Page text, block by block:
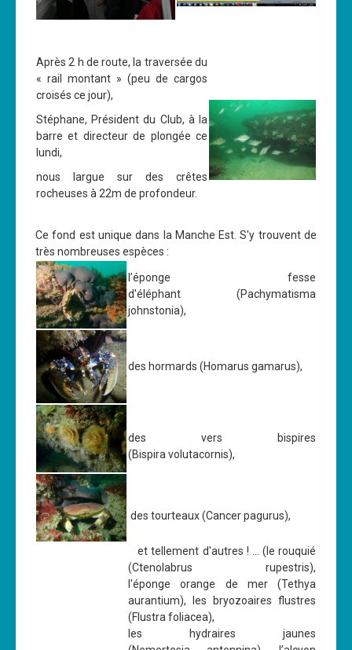
Niveau 4
Cours
Annonces
Après 2 h de route, la traversée du
« rail montant » (peu de cargos
croisés ce jour),
Stéphane, Président du Club, à la
barre et directeur de plongée ce
lundi,
nous largue sur des crêtes
rocheuses à 22m de profondeur.
Ce fond est unique dans la Manche Est. S'y trouvent de
très nombreuses espèces :
l’éponge fesse
d'éléphant (Pachymatisma
johnstonia),
des hormards (Homarus gamarus),
des vers bispires
(Bispira volutacornis),
des tourteaux (Cancer pagurus),
et tellement d'autres ! ... (le rouquié
(Ctenolabrus rupestris),
l'éponge orange de mer (Tethya
aurantium), les bryozoaires flustres
(Flustra foliacea),
les hydraires jaunes